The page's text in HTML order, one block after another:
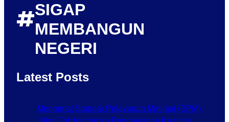
#SIGAP
MEMBANGUN
NEGERI
Latest Posts
Mengenal Standar Pelayanan Minimal (SPM)